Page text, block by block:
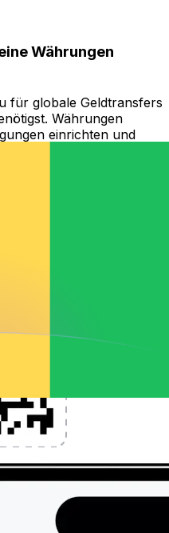
Währungen
für globale Geldtransfers
Währungen
einrichten und